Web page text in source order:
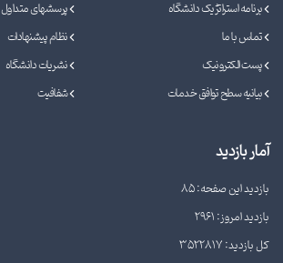
برنامه استراتژیک دانشگاه
پرسشهای متداول
تماس با ما
نظام پیشنهادات
پست الکترونیک
نشریات دانشگاه
بیانیه سطح توافق خدمات
شفافیت
آمار بازدید
بازدید این صفحه: 85
بازدید امروز: 2961
کل بازدید: 3522817